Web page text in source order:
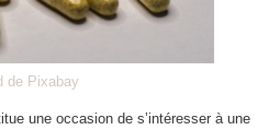
de Pixabay
une occasion de s’intéresser à une